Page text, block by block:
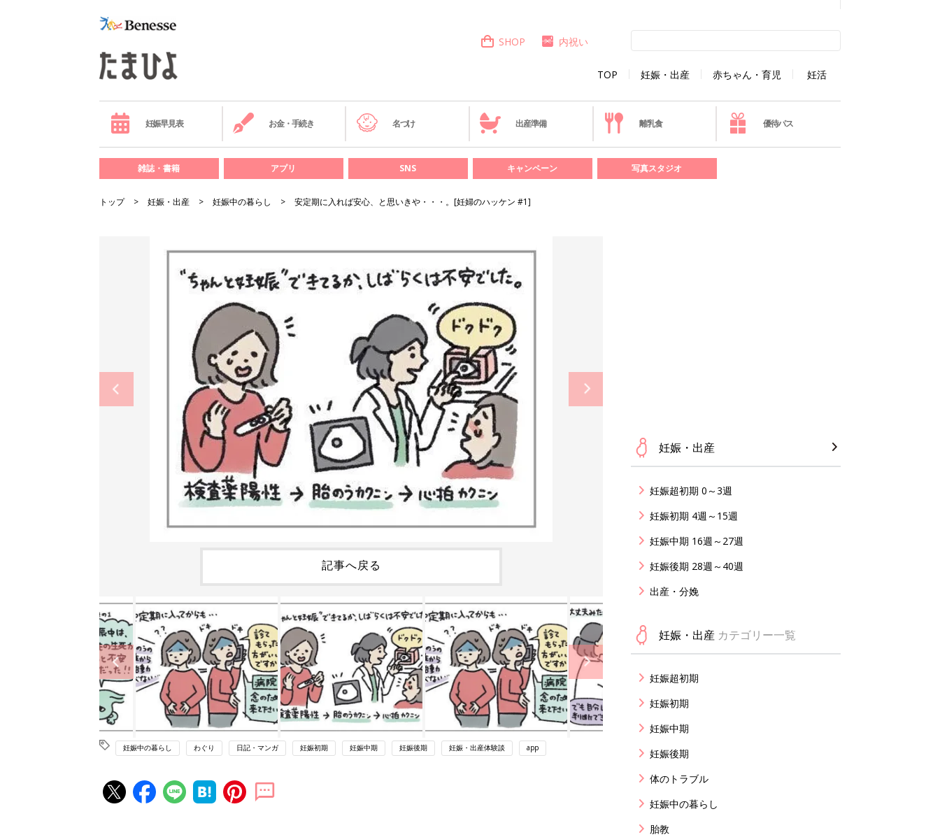
TOP 妊娠・出産 赤ちゃん・育児 妊活
SHOP 内祝い
妊娠早見表 お金・手続き 名づけ 出産準備 離乳食 優待パス
雑誌・書籍 アプリ SNS キャンペーン 写真スタジオ
トップ 妊娠・出産 妊娠中の暮らし 安定期に入れば安心、と思いきや・・・。[妊婦のハッケン #1]
記事へ戻る
妊娠中の暮らし わぐり 日記・マンガ 妊娠初期 妊娠中期 妊娠後期 妊娠・出産体験談 app
妊娠・出産
妊娠超初期 0～3週
妊娠初期 4週～15週
妊娠中期 16週～27週
妊娠後期 28週～40週
出産・分娩
妊娠・出産 カテゴリー一覧
妊娠超初期
妊娠初期
妊娠中期
妊娠後期
体のトラブル
妊娠中の暮らし
胎教